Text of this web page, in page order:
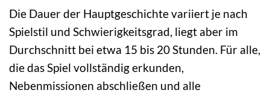
Die Dauer der Hauptgeschichte variiert je nach
Spielstil und Schwierigkeitsgrad, liegt aber im
Durchschnitt bei etwa 15 bis 20 Stunden. Für alle,
die das Spiel vollständig erkunden,
Nebenmissionen abschließen und alle